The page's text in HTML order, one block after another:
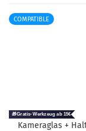
COMPATIBLE
Ka­me­ra­glas +